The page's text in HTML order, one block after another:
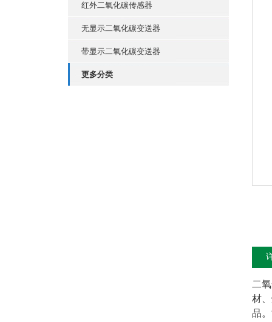
红外二氧化碳传感器
无显示二氧化碳变送器
带显示二氧化碳变送器
更多分类
二
材
品